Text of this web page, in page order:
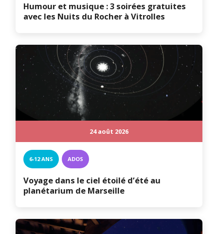
Humour et musique : 3 soirées gratuites
avec les Nuits du Rocher à Vitrolles
24 août 2026
6-12 ANS ADOS
Voyage dans le ciel étoilé d’été au
planétarium de Marseille